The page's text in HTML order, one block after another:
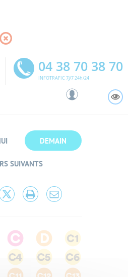
04 38 70 38 70
INFOTRAFIC 7j/7 24h/24
DEMAIN
SUIVANTS
Partager
cette
Twitter
Lancer
l'impression
Partager
cette
e-
mail